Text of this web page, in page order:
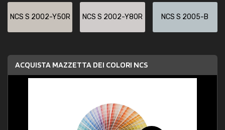
NCS S 2002-Y50R NCS S 2002-Y80R NCS S 2005-B
ACQUISTA MAZZETTA DEI COLORI NCS